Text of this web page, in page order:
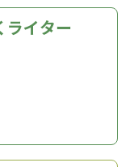
ライター